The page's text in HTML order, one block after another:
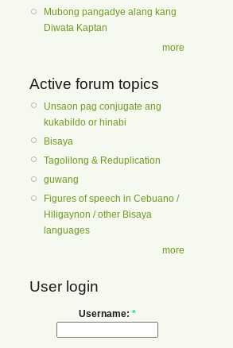
Mubong pangadye alang kang
Diwata Kaptan
more
Active forum topics
Unsaon pag conjugate ang
kukabildo or hinabi
Bisaya
Tagolilong & Reduplication
guwang
Figures of speech in Cebuano /
Hiligaynon / other Bisaya
languages
more
User login
Username: *